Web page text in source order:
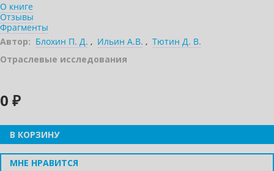
О книге
Отзывы
Фрагменты
Автор: Блохин П. Д. , Ильин А.В. , Тютин Д. В.
Отраслевые исследования
0 ₽
В КОРЗИНУ
МНЕ НРАВИТСЯ